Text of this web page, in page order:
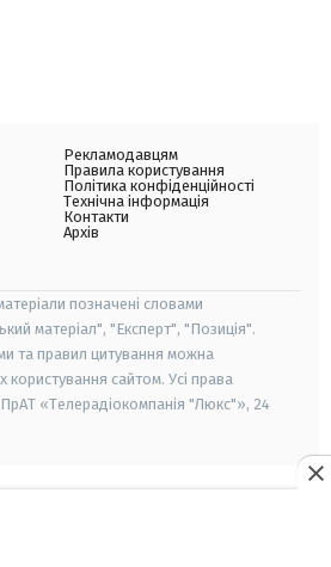
Рекламодавцям
Правила користування
Політика конфіденційності
Технічна інформація
Контакти
Архів
позначені словами
матеріал", "Експерт", "Позиція".
та правил цитування можна
користування сайтом. Усі права
«Телерадіокомпанія "Люкс"», 24